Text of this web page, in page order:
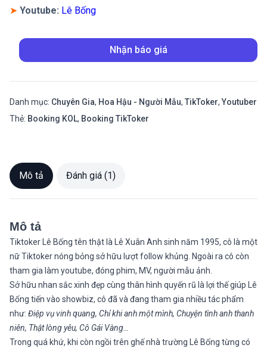
➤ Youtube: Lê Bống
Nhận báo giá
Danh mục: Chuyên Gia, Hoa Hậu - Người Mẫu, TikToker,Youtuber
Thẻ: Booking KOL, Booking TikToker
Mô tả Đánh giá (1)
Mô tả
Tiktoker Lê Bống tên thật là Lê Xuân Anh sinh năm 1995, cô là một
nữ Tiktoker nóng bỏng sở hữu lượt follow khủng. Ngoài ra cô còn
tham gia làm youtube, đóng phim, MV, người mẫu ảnh.
Sở hữu nhan sắc xinh đẹp cùng thân hình quyến rũ là lợi thế giúp Lê
Bống tiến vào showbiz, cô đã và đang tham gia nhiều tác phẩm
như: Điệp vụ vinh quang, Chỉ khi anh một mình, Chuyện tình anh thanh
niên, Thật lòng yêu, Cô Gái Vàng…
Trong quá khứ, khi còn ngồi trên ghế nhà trường Lê Bống từng có